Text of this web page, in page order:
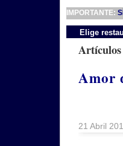
IMPORTANTE:
Elige
Amor
21 Abril